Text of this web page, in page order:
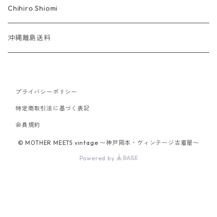
BRICOLA
Chihiro Shiomi
沖縄離島送料
プライバシーポリシー
特定商取引法に基づく表記
会員規約
© MOTHER MEETS vintage 〜神戸岡本・ヴィンテージ古着屋〜
Powered by